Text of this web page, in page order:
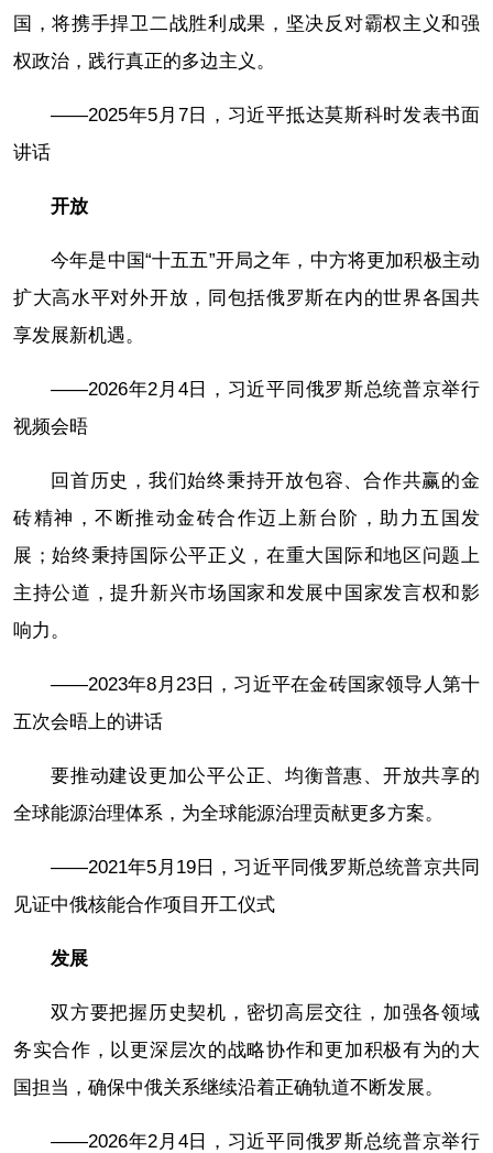
国，将携手捍卫二战胜利成果，坚决反对霸权主义和强
权政治，践行真正的多边主义。
——2025年5月7日，习近平抵达莫斯科时发表书面
讲话
开放
今年是中国“十五五”开局之年，中方将更加积极主动
扩大高水平对外开放，同包括俄罗斯在内的世界各国共
享发展新机遇。
——2026年2月4日，习近平同俄罗斯总统普京举行
视频会晤
回首历史，我们始终秉持开放包容、合作共赢的金
砖精神，不断推动金砖合作迈上新台阶，助力五国发
展；始终秉持国际公平正义，在重大国际和地区问题上
主持公道，提升新兴市场国家和发展中国家发言权和影
响力。
——2023年8月23日，习近平在金砖国家领导人第十
五次会晤上的讲话
要推动建设更加公平公正、均衡普惠、开放共享的
全球能源治理体系，为全球能源治理贡献更多方案。
——2021年5月19日，习近平同俄罗斯总统普京共同
见证中俄核能合作项目开工仪式
发展
双方要把握历史契机，密切高层交往，加强各领域
务实合作，以更深层次的战略协作和更加积极有为的大
国担当，确保中俄关系继续沿着正确轨道不断发展。
——2026年2月4日，习近平同俄罗斯总统普京举行